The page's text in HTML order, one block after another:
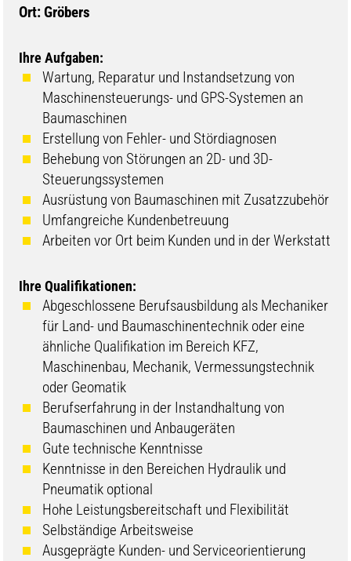
Ort: Gröbers
Ihre Aufgaben:
Wartung, Reparatur und Instandsetzung von
Maschinensteuerungs- und GPS-Systemen an
Baumaschinen
Erstellung von Fehler- und Stördiagnosen
Behebung von Störungen an 2D- und 3D-
Steuerungssystemen
Ausrüstung von Baumaschinen mit Zusatzzubehör
Umfangreiche Kundenbetreuung
Arbeiten vor Ort beim Kunden und in der Werkstatt
Ihre Qualifikationen:
Abgeschlossene Berufsausbildung als Mechaniker
für Land- und Baumaschinentechnik oder eine
ähnliche Qualifikation im Bereich KFZ,
Maschinenbau, Mechanik, Vermessungstechnik
oder Geomatik
Berufserfahrung in der Instandhaltung von
Baumaschinen und Anbaugeräten
Gute technische Kenntnisse
Kenntnisse in den Bereichen Hydraulik und
Pneumatik optional
Hohe Leistungsbereitschaft und Flexibilität
Selbständige Arbeitsweise
Ausgeprägte Kunden- und Serviceorientierung